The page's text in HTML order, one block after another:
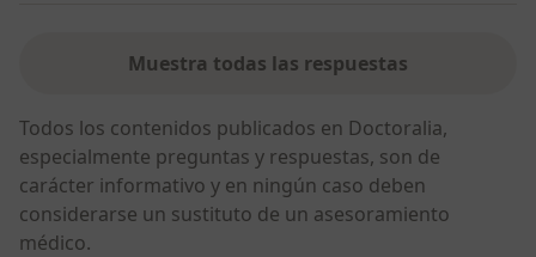
Muestra todas las respuestas
Todos los contenidos publicados en Doctoralia,
especialmente preguntas y respuestas, son de
carácter informativo y en ningún caso deben
considerarse un sustituto de un asesoramiento
médico.